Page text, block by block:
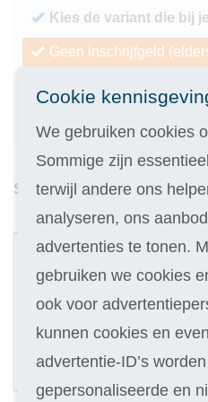
Kies de variant die bij
Geen inschrijfgeld
Studieduur: 2 maanden
169
Of in termijnen: 7 x 27,90
Cookie
We gebruiken cookies
Sommige zijn
terwijl andere ons
analyseren, ons
advertenties te tonen.
gebruiken we cookies
ook voor
kunnen cookies en
advertentie-ID’s
gepersonaliseerde en